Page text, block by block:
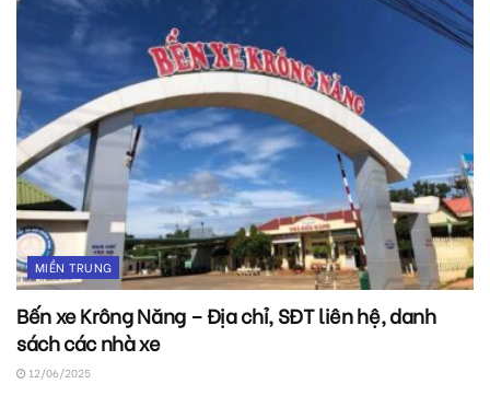
MIỀN TRUNG
Bến xe Krông Năng – Địa chỉ, SĐT liên hệ, danh
sách các nhà xe
12/06/2025